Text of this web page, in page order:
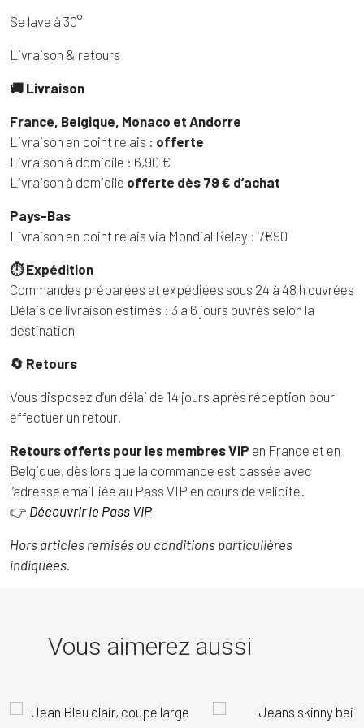
Se lave à 30°
Livraison & retours
🚚 Livraison
France, Belgique, Monaco et Andorre
Livraison en point relais : offerte
Livraison à domicile : 6,90 €
Livraison à domicile offerte dès 79 € d’achat
Pays-Bas
Livraison en point relais via Mondial Relay : 7€90
⏱ Expédition
Commandes préparées et expédiées sous 24 à 48 h ouvrées
Délais de livraison estimés : 3 à 6 jours ouvrés selon la
destination
🔄 Retours
Vous disposez d’un délai de 14 jours après réception pour
effectuer un retour.
Retours offerts pour les membres VIP en France et en
Belgique, dès lors que la commande est passée avec
l’adresse email liée au Pass VIP en cours de validité.
👉 Découvrir le Pass VIP
Hors articles remisés ou conditions particulières
indiquées.
Vous aimerez aussi